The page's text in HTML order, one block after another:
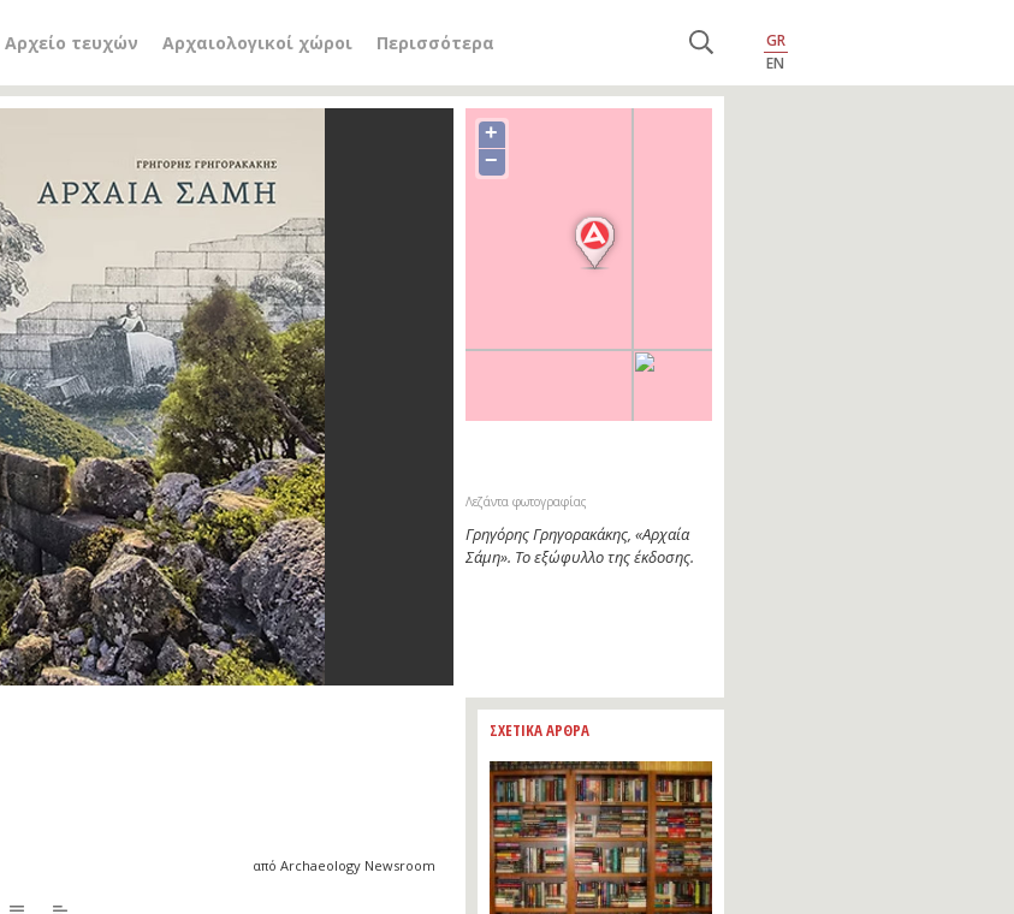
Αρχείο τευχών Αρχαιολογικοί χώροι Περισσότερα
GR
EN
+
−
Λεζάντα φωτογραφίας
Γρηγόρης Γρηγορακάκης, «Αρχαία
Σάμη». Το εξώφυλλο της έκδοσης.
από Archaeology Newsroom
ΣΧΕΤΙΚΑ ΑΡΘΡΑ